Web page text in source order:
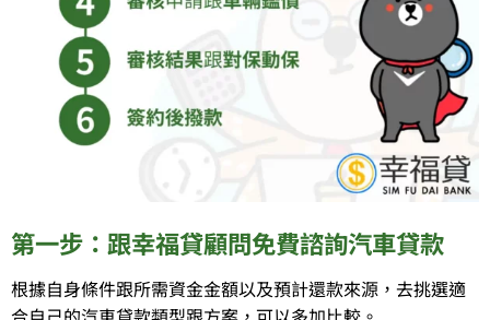
第一步：跟幸福貸顧問免費諮詢汽車貸款
根據自身條件跟所需資金金額以及預計還款來源，去挑選適